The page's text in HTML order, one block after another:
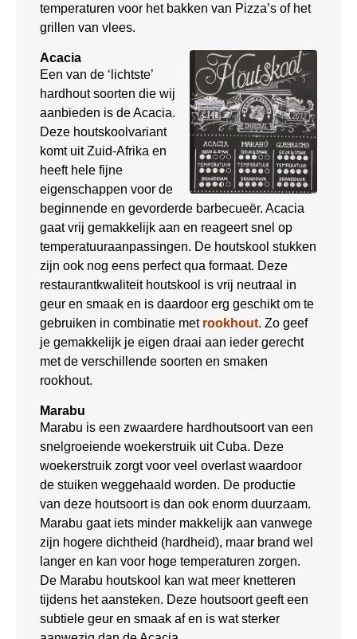
temperaturen voor het bakken van Pizza’s of het
grillen van vlees.
Acacia
Een van de ‘lichtste’
hardhout soorten die wij
aanbieden is de Acacia.
Deze houtskoolvariant
komt uit Zuid-Afrika en
heeft hele fijne
eigenschappen voor de
beginnende en gevorderde barbecueër. Acacia
gaat vrij gemakkelijk aan en reageert snel op
temperatuuraanpassingen. De houtskool stukken
zijn ook nog eens perfect qua formaat. Deze
restaurantkwaliteit houtskool is vrij neutraal in
geur en smaak en is daardoor erg geschikt om te
gebruiken in combinatie met rookhout. Zo geef
je gemakkelijk je eigen draai aan ieder gerecht
met de verschillende soorten en smaken
rookhout.
Marabu
Marabu is een zwaardere hardhoutsoort van een
snelgroeiende woekerstruik uit Cuba. Deze
woekerstruik zorgt voor veel overlast waardoor
de stuiken weggehaald worden. De productie
van deze houtsoort is dan ook enorm duurzaam.
Marabu gaat iets minder makkelijk aan vanwege
zijn hogere dichtheid (hardheid), maar brand wel
langer en kan voor hoge temperaturen zorgen.
De Marabu houtskool kan wat meer knetteren
tijdens het aansteken. Deze houtsoort geeft een
subtiele geur en smaak af en is wat sterker